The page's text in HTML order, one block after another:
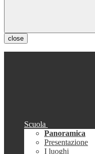
close
Scuola
Panoramica
Presentazione
I luoghi